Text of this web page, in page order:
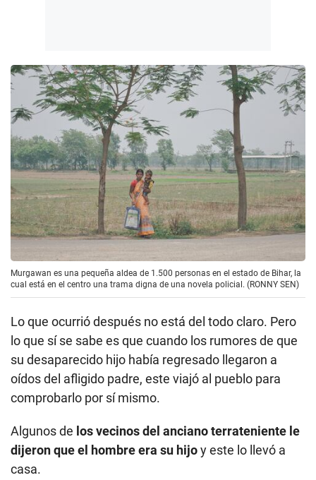
Murgawan es una pequeña aldea de 1.500 personas en el estado de Bihar, la
cual está en el centro una trama digna de una novela policial. (RONNY SEN)
Lo que ocurrió después no está del todo claro. Pero
lo que sí se sabe es que cuando los rumores de que
su desaparecido hijo había regresado llegaron a
oídos del afligido padre, este viajó al pueblo para
comprobarlo por sí mismo.
Algunos de los vecinos del anciano terrateniente le
dijeron que el hombre era su hijoy este lo llevó a
casa.